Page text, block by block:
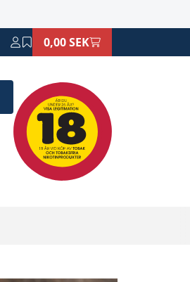
0,00 SEK